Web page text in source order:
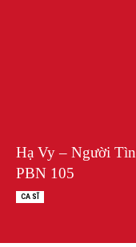
Hạ Vy – Người
PBN 105
CA SĨ